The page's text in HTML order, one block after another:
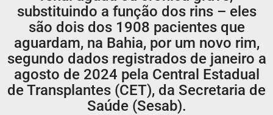
substituindo a função dos rins – eles
são dois dos 1908 pacientes que
aguardam, na Bahia, por um novo rim,
segundo dados registrados de janeiro a
agosto de 2024 pela Central Estadual
de Transplantes (CET), da Secretaria de
Saúde (Sesab).